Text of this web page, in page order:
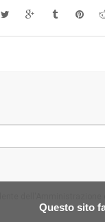
Questo sito